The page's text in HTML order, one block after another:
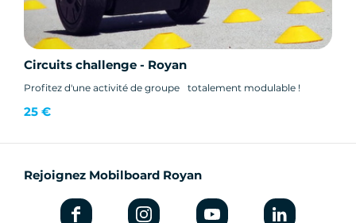
Circuits challenge - Royan
Profitez d'une activité de groupe totalement modulable !
25 €
Rejoignez Mobilboard Royan